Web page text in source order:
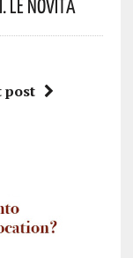
Le Novità
post